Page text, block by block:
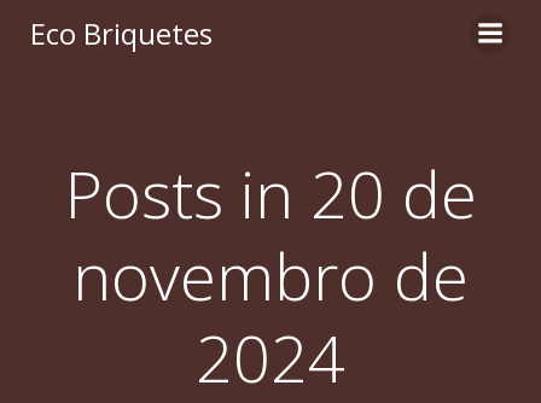
Eco Briquetes
Posts in 20 de
novembro de
2024